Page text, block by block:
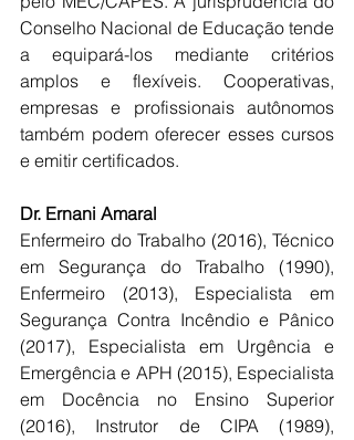
Conselho Nacional de Educação tende
a equipará-los mediante critérios
amplos e flexíveis. Cooperativas,
empresas e profissionais autônomos
também podem oferecer esses cursos
e emitir certificados.
Dr. Ernani Amaral
Enfermeiro do Trabalho (2016), Técnico
em Segurança do Trabalho (1990),
Enfermeiro (2013), Especialista em
Segurança Contra Incêndio e Pânico
(2017), Especialista em Urgência e
Emergência e APH (2015), Especialista
em Docência no Ensino Superior
(2016), Instrutor de CIPA (1989),